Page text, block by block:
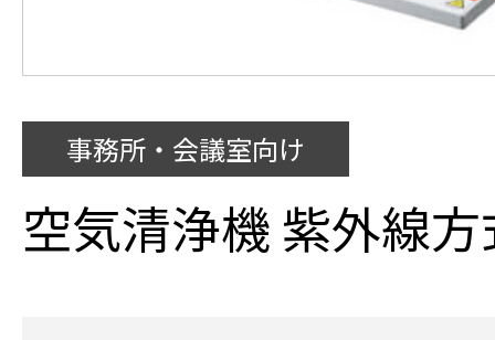
事務所・会議室向け
空気清浄機 紫外線